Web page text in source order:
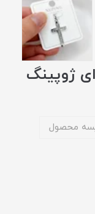
ژوپینگ
محصول